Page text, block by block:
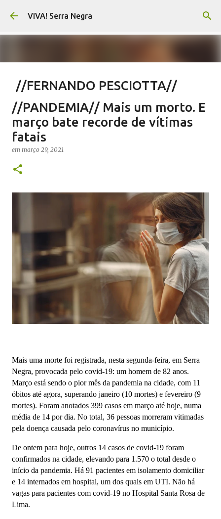
Pular para o conteúdo principal
VIVA! Serra Negra
//FERNANDO PESCIOTTA//
Encurtando caminho
em agosto 06, 2026 FERNANDO PESCIOTTA
NOTÍCIAS SERRA NEGRA
0
//PANDEMIA// Mais um morto. E
março bate recorde de vítimas
fatais
em março 29, 2021
Mais uma morte foi registrada, nesta segunda-feira, em Serra
Negra, provocada pelo covid-19: um homem de 82 anos.
Março está sendo o pior mês da pandemia na cidade, com 11
óbitos até agora, superando janeiro (10 mortes) e fevereiro (9
mortes). Foram anotados 399 casos em março até hoje, numa
média de 14 por dia. No total, 36 pessoas morreram vitimadas
pela doença causada pelo coronavírus no município.
De ontem para hoje, outros 14 casos de covid-19 foram
confirmados na cidade, elevando para 1.570 o total desde o
início da pandemia. Há 91 pacientes em isolamento domiciliar
e 14 internados em hospital, um dos quais em UTI. Não há
vagas para pacientes com covid-19 no Hospital Santa Rosa de
Lima.